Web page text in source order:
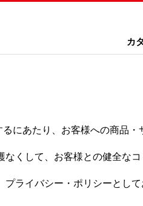
カ
にあたり、お客様への商品
くして、お客様との健全な
ライバシー・ポリシーとし